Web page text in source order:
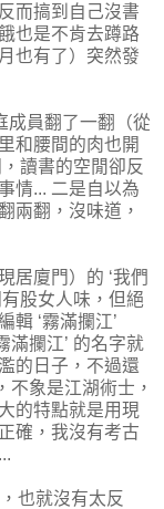
而搞到自己沒書
也是不肯去蹲路
也有了）突然發
成員翻了一翻（從
和腰間的肉也開
讀書的空閒卻反
情... 二是自以為
兩翻，沒味道，
居廈門）的 ‘我們
股女人味，但絕
輯 ‘霧滿攔江’
滿攔江’ 的名字就
的日子，不過還
不象是江湖術士，
的特點就是用現
確，我沒有考古
也就沒有太反